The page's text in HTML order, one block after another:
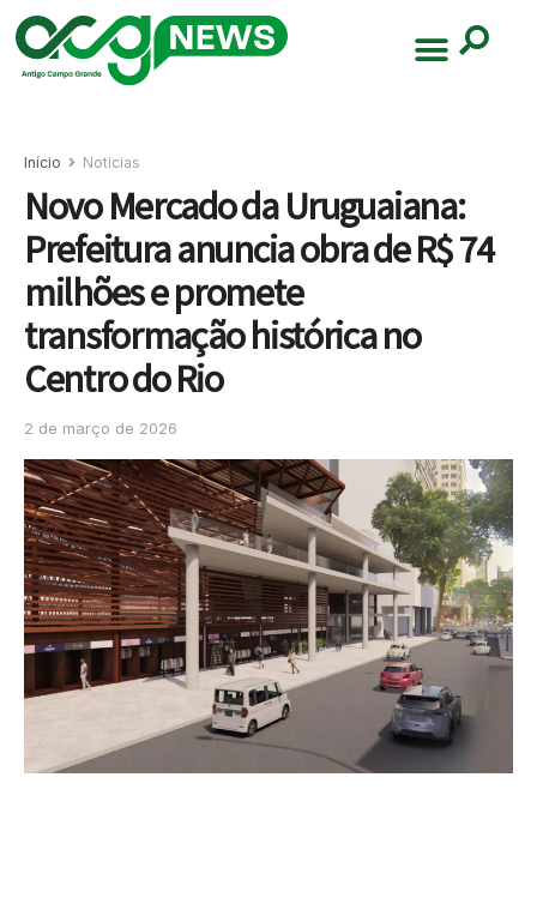
Início Noticias
Novo Mercado da Uruguaiana:
Prefeitura anuncia obra de R$ 74
milhões e promete
transformação histórica no
Centro do Rio
2 de março de 2026